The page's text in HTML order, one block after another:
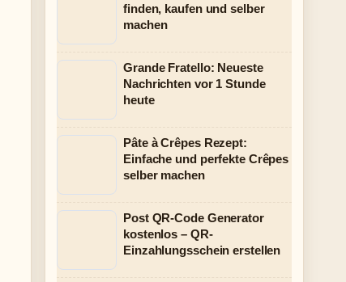
finden, kaufen und selber
machen
Grande Fratello: Neueste
Nachrichten vor 1 Stunde
heute
Pâte à Crêpes Rezept:
Einfache und perfekte Crêpes
selber machen
Post QR-Code Generator
kostenlos – QR-
Einzahlungsschein erstellen